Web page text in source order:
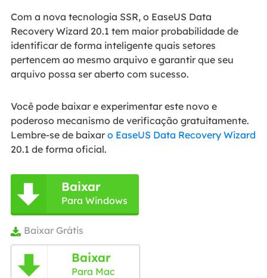
Com a nova tecnologia SSR, o EaseUS Data
Recovery Wizard 20.1 tem maior probabilidade de
identificar de forma inteligente quais setores
pertencem ao mesmo arquivo e garantir que seu
arquivo possa ser aberto com sucesso.
Você pode baixar e experimentar este novo e
poderoso mecanismo de verificação gratuitamente.
Lembre-se de baixar o EaseUS Data Recovery Wizard
20.1 de forma oficial.
 Baixar
Para Windows
 Baixar Grátis
 Baixar
Para Mac